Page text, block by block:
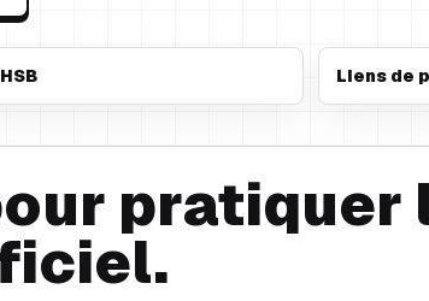
Liens de
pratiquer